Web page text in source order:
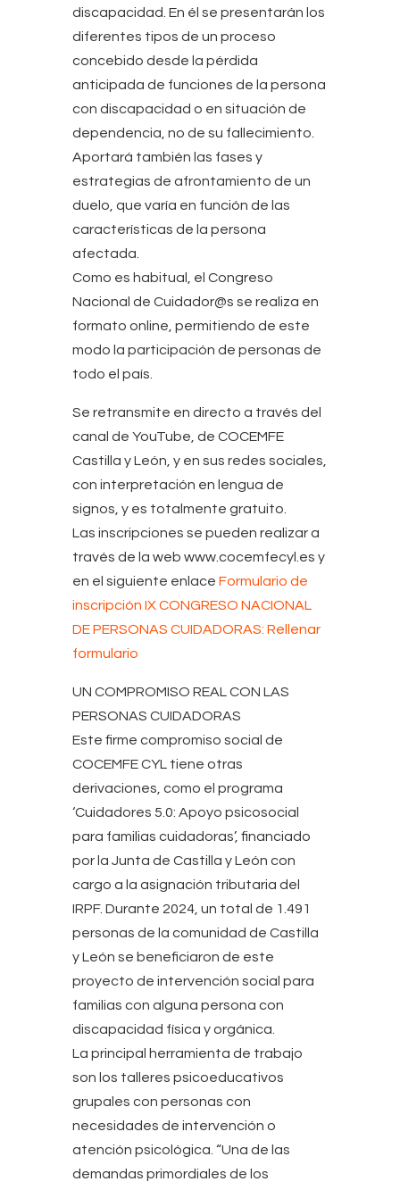
discapacidad. En él se presentarán los
diferentes tipos de un proceso
concebido desde la pérdida
anticipada de funciones de la persona
con discapacidad o en situación de
dependencia, no de su fallecimiento.
Aportará también las fases y
estrategias de afrontamiento de un
duelo, que varía en función de las
características de la persona
afectada.
Como es habitual, el Congreso
Nacional de Cuidador@s se realiza en
formato online, permitiendo de este
modo la participación de personas de
todo el país.
Se retransmite en directo a través del
canal de YouTube, de COCEMFE
Castilla y León, y en sus redes sociales,
con interpretación en lengua de
signos, y es totalmente gratuito.
Las inscripciones se pueden realizar a
través de la web www.cocemfecyl.es y
en el siguiente enlace Formulario de
inscripción IX CONGRESO NACIONAL
DE PERSONAS CUIDADORAS: Rellenar
formulario
UN COMPROMISO REAL CON LAS
PERSONAS CUIDADORAS
Este firme compromiso social de
COCEMFE CYL tiene otras
derivaciones, como el programa
‘Cuidadores 5.0: Apoyo psicosocial
para familias cuidadoras’, financiado
por la Junta de Castilla y León con
cargo a la asignación tributaria del
IRPF. Durante 2024, un total de 1.491
personas de la comunidad de Castilla
y León se beneficiaron de este
proyecto de intervención social para
familias con alguna persona con
discapacidad física y orgánica.
La principal herramienta de trabajo
son los talleres psicoeducativos
grupales con personas con
necesidades de intervención o
atención psicológica. “Una de las
demandas primordiales de los